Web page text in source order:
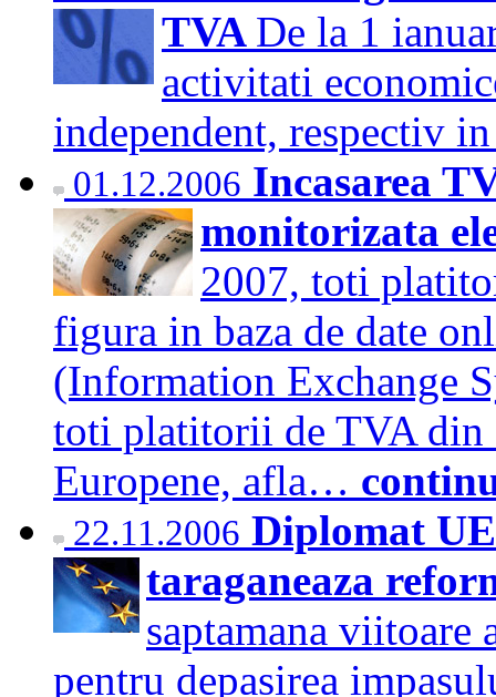
TVA De la 1
activitati
independent, respectiv
01.12.2006 Incasarea
monitorizata
2007, toti
figura in baza de date
(Information Exchange
toti platitorii de TVA din
Europene, afla…
22.11.2006 Diplomat
taraganeaza
saptamana
pentru depasirea